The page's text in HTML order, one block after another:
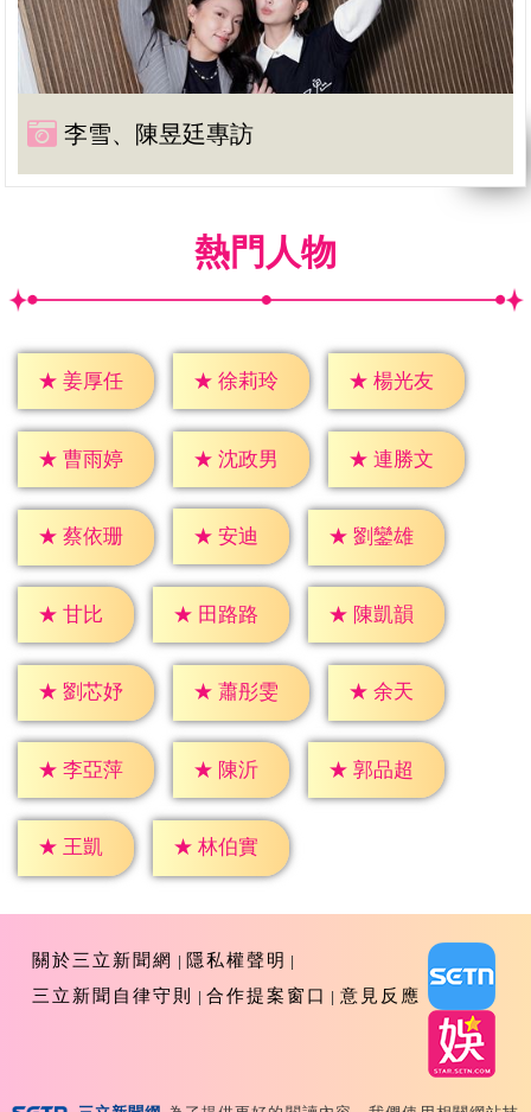
李雪、陳昱廷專訪
熱門人物
★ 姜厚任 ★ 徐莉玲 ★ 楊光友
★ 曹雨婷 ★ 沈政男 ★ 連勝文
★ 蔡依珊 ★ 安迪 ★ 劉鑾雄
★ 甘比 ★ 田路路 ★ 陳凱韻
★ 劉芯妤 ★ 蕭彤雯 ★ 余天
★ 李亞萍 ★ 陳沂 ★ 郭品超
★ 王凱 ★ 林伯實
關於三立新聞網
隱私權聲明
三立新聞自律守則
合作提案窗口 意見反應